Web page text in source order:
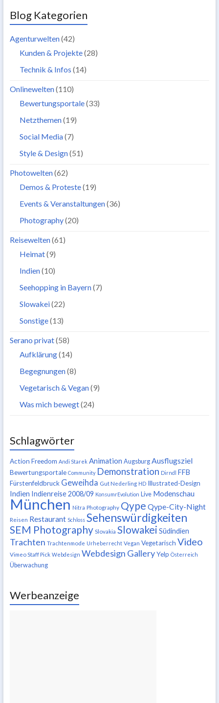
Blog Kategorien
Agenturwelten(42)
Kunden & Projekte(28)
Technik & Infos (14)
Onlinewelten(110)
Bewertungsportale(33)
Netzthemen(19)
Social Media(7)
Style & Design(51)
Photowelten(62)
Demos & Proteste(19)
Events & Veranstaltungen(36)
Photography(20)
Reisewelten(61)
Heimat(9)
Indien(10)
Seehopping in Bayern(7)
Slowakei(22)
Sonstige(13)
Serano privat(58)
Aufklärung(14)
Begegnungen(8)
Vegetarisch & Vegan(9)
Was mich bewegt(24)
Schlagwörter
Action Freedom Andi Starek Animation Augsburg Ausflugsziel
Bewertungsportale Community Demonstration Dirndl FFB
Fürstenfeldbruck Geweihda Gut Nederling HD Illustrated-Design
Indien Indienreise 2008/09 KonsumrEvolution Live Modenschau
München Nitra Photography Qype Qype-City-Night
Reisen Restaurant Schloss Sehenswürdigkeiten
SEM Photography Slovakia Slowakei Südindien
Trachten Trachtenmode Urheberrecht Vegan Vegetarisch Video
Vimeo Staff Pick Webdesign Webdesign Gallery Yelp Österreich
Überwachung
Werbeanzeige